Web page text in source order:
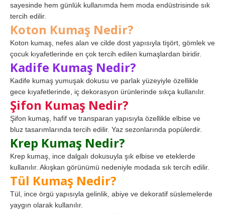
sayesinde hem günlük kullanımda hem moda endüstrisinde sık
tercih edilir.
Koton Kumaş Nedir?
Koton kumaş, nefes alan ve cilde dost yapısıyla tişört, gömlek ve
çocuk kıyafetlerinde en çok tercih edilen kumaşlardan biridir.
Kadife Kumaş Nedir?
Kadife kumaş yumuşak dokusu ve parlak yüzeyiyle özellikle
gece kıyafetlerinde, iç dekorasyon ürünlerinde sıkça kullanılır.
Şifon Kumaş Nedir?
Şifon kumaş, hafif ve transparan yapısıyla özellikle elbise ve
bluz tasarımlarında tercih edilir. Yaz sezonlarında popülerdir.
Krep Kumaş Nedir?
Krep kumaş, ince dalgalı dokusuyla şık elbise ve eteklerde
kullanılır. Akışkan görünümü nedeniyle modada sık tercih edilir.
Tül Kumaş Nedir?
Tül, ince örgü yapısıyla gelinlik, abiye ve dekoratif süslemelerde
yaygın olarak kullanılır.